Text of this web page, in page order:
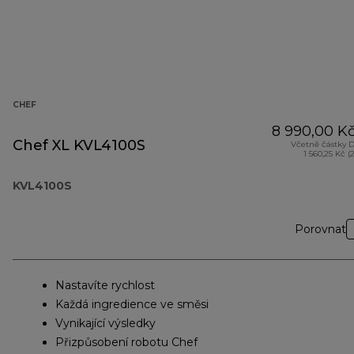
CHEF
Chef XL KVL4100S
KVL4100S
8 990,00
Včetně částky
1 560,25 Kč
Porovnat
Nastavíte rychlost
Každá ingredience ve směsi
Vynikající výsledky
Přizpůsobení robotu Chef